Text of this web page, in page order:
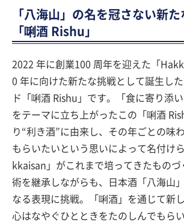
「八海山」の名を冠さない新
「唎酒 Rishu」
2022 年に創業100 周年を迎えた「
0 年に向けた新たな挑戦として誕生し
ド「唎酒 Rishu」です。「食に寄り添い
をテーマに立ち上がったこの「唎酒
り“利き酒”に由来し、その年ごとの味
もらいたいという思いによって名付け
kkaisan」がこれまで培ってきたものづ
術を継承しながらも、日本酒「八海山
なる表現に挑戦。「唎酒」を通じて新
心はなやぐひとときをたのしんでも